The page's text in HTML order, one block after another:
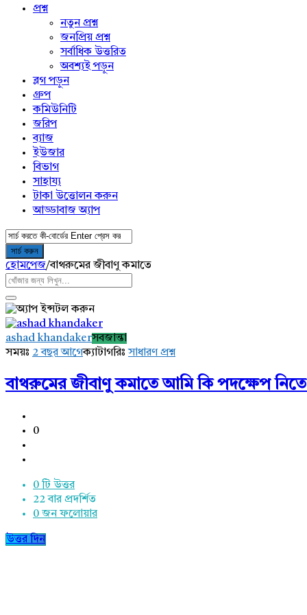
প্রশ্ন
নতুন প্রশ্ন
জনপ্রিয় প্রশ্ন
সর্বাধিক উত্তরিত
অবশ্যই পড়ুন
ব্লগ পড়ুন
গ্রুপ
কমিউনিটি
জরিপ
ব্যাজ
ইউজার
বিভাগ
সাহায্য
টাকা উত্তোলন করুন
আড্ডাবাজ অ্যাপ
হোমপেজ/বাথরুমের জীবাণু কমাতে
AddaBuzz.net
Latest
ashad khandakerসবজান্তা
সময়ঃ 2 বছর আগেক্যাটাগরিঃসাধারণ প্রশ্ন
বাথরুমের জীবাণু কমাতে আমি কি পদক্ষেপ নিতে
0
0 টি উত্তর
22বার প্রদর্শিত
0 জন ফলোয়ার
উত্তর দিন